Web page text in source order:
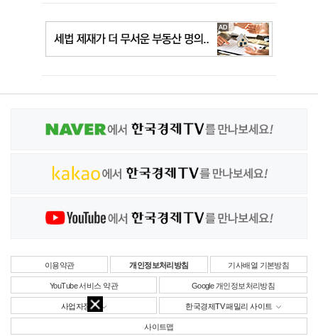
이용약관 개인정보처리방침 기사배열 기본방침
YouTube 서비스 약관 Google 개인정보처리방침
사업자정보 한국경제TV 패밀리 사이트
사이트맵